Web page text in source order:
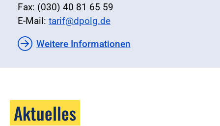
Fax: (030) 40 81 65 59
E-Mail: tarif@dpolg.de
Weitere Informationen
Aktuelles